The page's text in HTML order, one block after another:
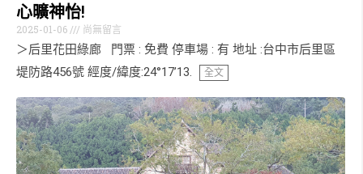
心曠神怡!
2025-01-06 尚無留言
＞后里花田綠廊 門票 : 免費 停車場 : 有 地址 :台中市后里區
堤防路456號 經度/緯度:24°17’13.
全文